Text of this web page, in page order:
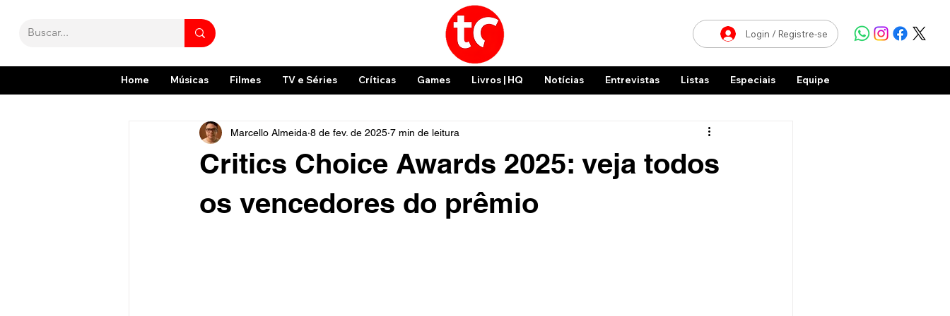
Login / Registre-se
Home Músicas Filmes TV e Séries Críticas Games Livros | HQ Notícias Entrevistas Listas Especiais Equipe
Critics Choice Awards 2025: veja todos
os vencedores do prêmio
Marcello Almeida 8 de fev. de 2025 7 min de leitura